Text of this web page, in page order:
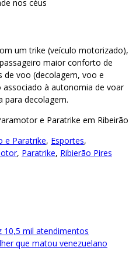
nos céus
um trike (veículo motorizado),
maior conforto de
voo (decolagem, voo e
à autonomia de voar
para decolagem.
e Paratrike em Ribeirão
e Paratrike, Esportes,
, Paratrike, Ribierão Pires
10,5 mil atendimentos
que matou venezuelano